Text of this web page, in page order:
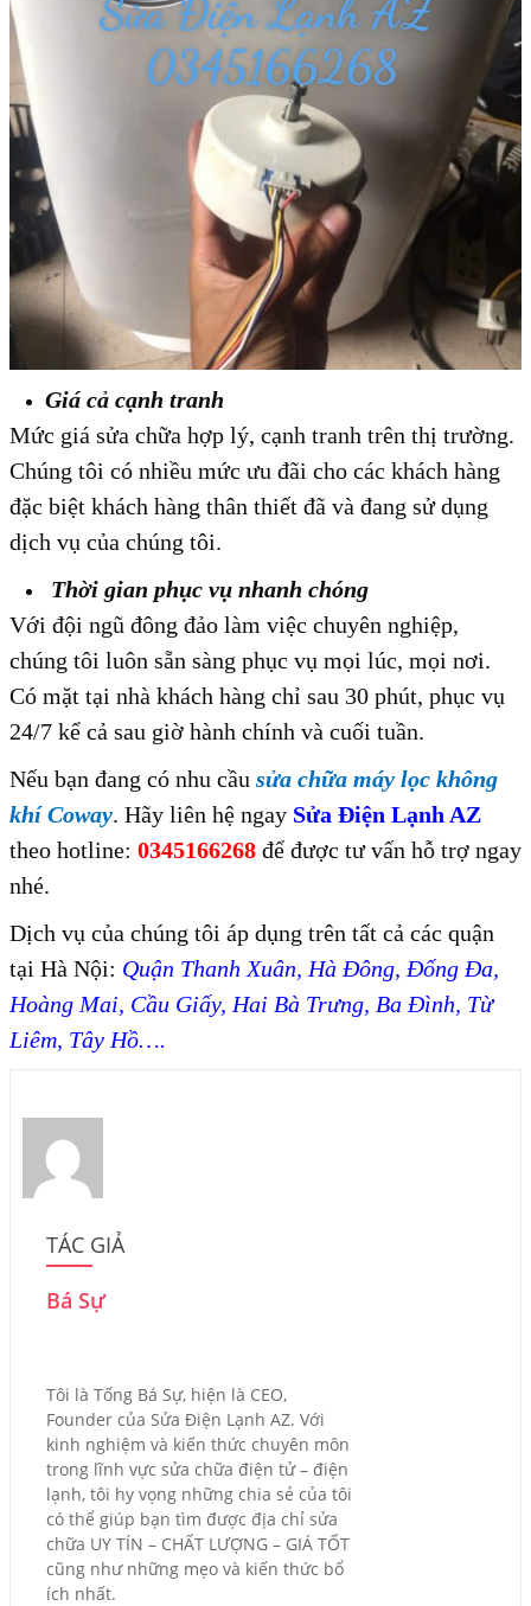
Giá cả cạnh tranh
Mức giá sửa chữa hợp lý, cạnh tranh trên thị trường.
Chúng tôi có nhiều mức ưu đãi cho các khách hàng
đặc biệt khách hàng thân thiết đã và đang sử dụng
dịch vụ của chúng tôi.
Thời gian phục vụ nhanh chóng
Với đội ngũ đông đảo làm việc chuyên nghiệp,
chúng tôi luôn sẵn sàng phục vụ mọi lúc, mọi nơi.
Có mặt tại nhà khách hàng chỉ sau 30 phút, phục vụ
24/7 kể cả sau giờ hành chính và cuối tuần.
Nếu bạn đang có nhu cầu sửa chữa máy lọc không
khí Coway. Hãy liên hệ ngay Sửa Điện Lạnh AZ
theo hotline: 0345166268 để được tư vấn hỗ trợ ngay
nhé.
Dịch vụ của chúng tôi áp dụng trên tất cả các quận
tại Hà Nội: Quận Thanh Xuân, Hà Đông, Đống Đa,
Hoàng Mai, Cầu Giấy, Hai Bà Trưng, Ba Đình, Từ
Liêm, Tây Hồ….
TÁC GIẢ
Bá Sự
Tôi là Tống Bá Sự, hiện là CEO,
Founder của Sửa Điện Lạnh AZ. Với
kinh nghiệm và kiến thức chuyên môn
trong lĩnh vực sửa chữa điện tử – điện
lạnh, tôi hy vọng những chia sẻ của tôi
có thể giúp bạn tìm được địa chỉ sửa
chữa UY TÍN – CHẤT LƯỢNG – GIÁ TỐT
cũng như những mẹo và kiến thức bổ
ích nhất.